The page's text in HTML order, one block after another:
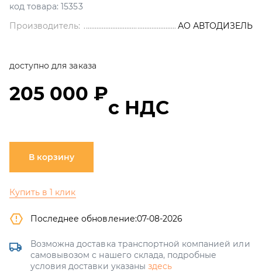
код товара: 15353
Производитель:
АО АВТОДИЗЕЛЬ
доступно для заказа
205 000 ₽
с НДС
В корзину
Купить в 1 клик
Последнее обновление:07-08-2026
Возможна доставка транспортной компанией или
самовывозом с нашего склада, подробные
условия доставки указаны здесь